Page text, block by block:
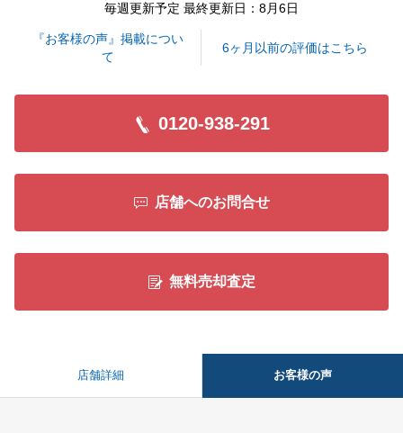
閉じる
毎週更新予定 最終更新日：8月6日
『お客様の声』掲載につい
て
6ヶ月以前の評価はこちら
0120-938-291
店舗へのお問合せ
無料売却査定
店舗詳細 お客様の声